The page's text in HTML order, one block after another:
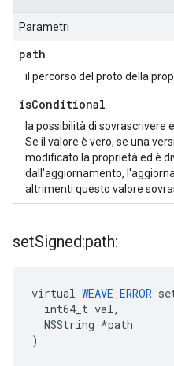
Parametri
path
il percorso del proto della
isConditional
la possibilità di sovrascrivere
Se il valore è vero, se una
modificato la proprietà ed è
dall'aggiornamento,
altrimenti questo valore
setSigned:path:
virtual WEAVE_ERROR
  int64_t val,
  NSString *path
)